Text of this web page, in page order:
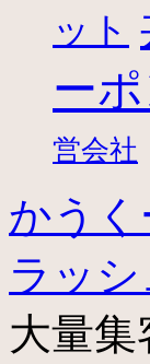
ット
ー
営会社
かう
ラッ
大量